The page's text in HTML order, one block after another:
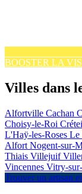
BOOSTER LA
Villes dans
Alfortville Cachan
Choisy-le-Roi
L'Haÿ-les-Roses Le
Alfort Nogent-sur-
Thiais Villejuif
Vincennes Vitry-
Trouver un artisan